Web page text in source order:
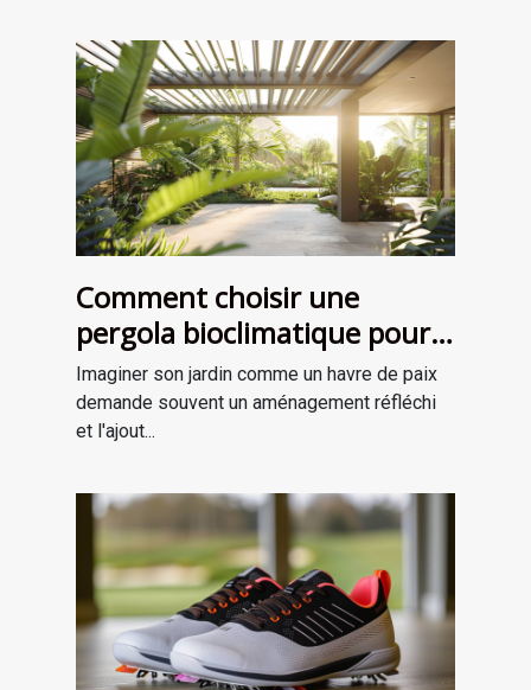
Comment choisir une
pergola bioclimatique pour
améliorer votre jardin
Imaginer son jardin comme un havre de paix
demande souvent un aménagement réfléchi
et l'ajout...